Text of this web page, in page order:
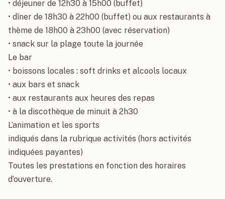
• déjeuner de 12h30 à 15h00 (buffet)
• dîner de 18h30 à 22h00 (buffet) ou aux restaurants à
thème de 18h00 à 23h00 (avec réservation)
• snack sur la plage toute la journée
Le bar
• boissons locales : soft drinks et alcools locaux
• aux bars et snack
• aux restaurants aux heures des repas
• à la discothèque de minuit à 2h30
L’animation et les sports
indiqués dans la rubrique activités (hors activités
indiquées payantes)
Toutes les prestations en fonction des horaires
d’ouverture.